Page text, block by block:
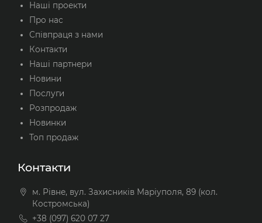
Наші проекти
Про нас
Співпраця з нами
Контакти
Наші партнери
Новини
Послуги
Розпродаж
Новинки
Топ продаж
Контакти
м. Рівне, вул. Захисників Маріуполя, 89 (кол.
Костромська)
+38 (097) 620 07 27